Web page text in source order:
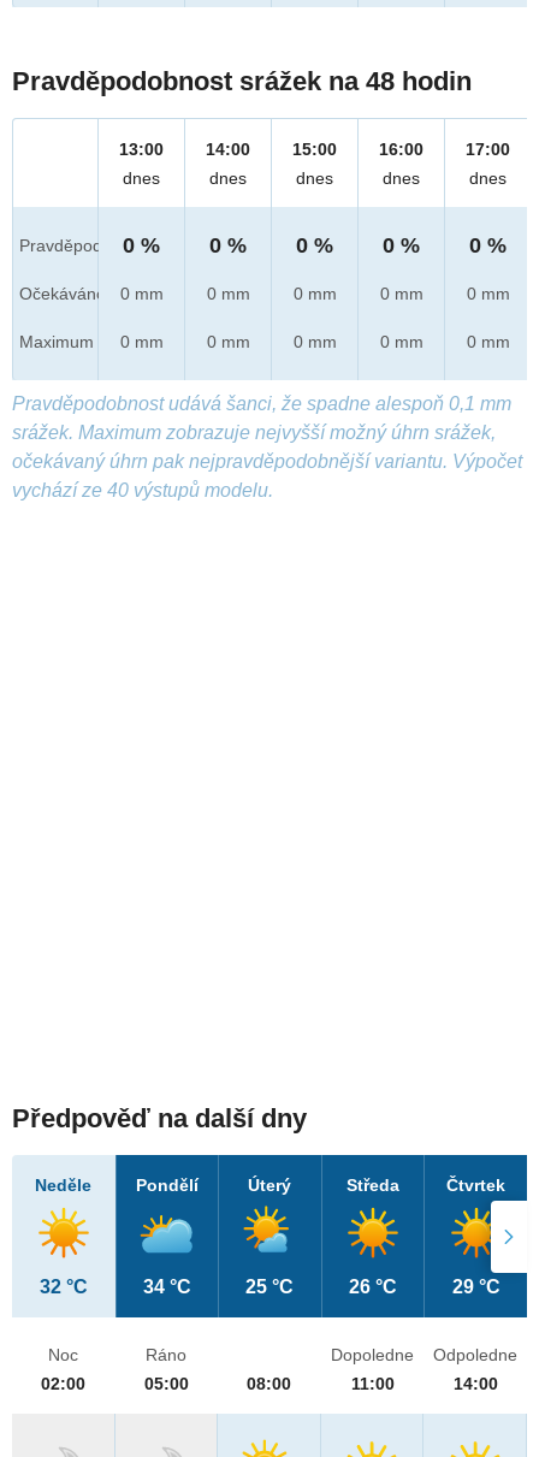
Pravděpodobnost srážek na 48 hodin
Pravděpod.
Očekáváno
Maximum
13:00
dnes
0 %
0 mm
0 mm
14:00
dnes
0 %
0 mm
0 mm
15:00
dnes
0 %
0 mm
0 mm
16:00
dnes
0 %
0 mm
0 mm
17:00
dnes
0 %
0 mm
0 mm
Pravděpodobnost udává šanci, že spadne alespoň 0,1 mm
srážek. Maximum zobrazuje nejvyšší možný úhrn srážek,
očekávaný úhrn pak nejpravděpodobnější variantu. Výpočet
vychází ze 40 výstupů modelu.
Předpověď na další dny
Neděle
32 °C
Pondělí
34 °C
Úterý
25 °C
Středa
26 °C
Čtvrtek
29 °C
Noc
02:00
Ráno
05:00
08:00
Dopoledne
11:00
Odpoledne
14:00